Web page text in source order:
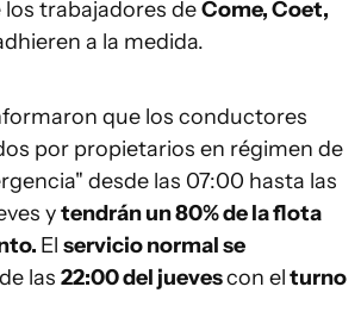
los trabajadores deCome, Coet,
a la medida.
que los conductores
por propietarios en régimen de
desde las 07:00 hasta las
ytendrán un 80% de la flota
El servicio normal se
las 22:00 del juevescon elturno